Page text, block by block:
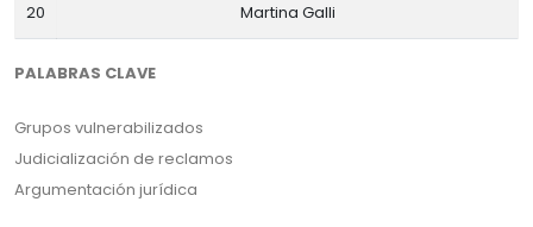
20 Martina Galli
PALABRAS CLAVE
Grupos vulnerabilizados
Judicialización de reclamos
Argumentación jurídica